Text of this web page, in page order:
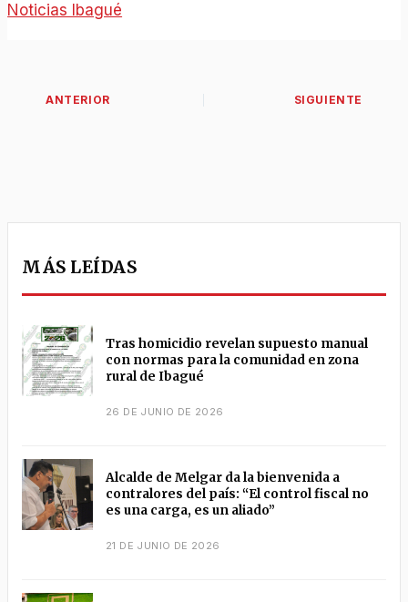
Noticias Ibagué
MÁS LEÍDAS
Tras homicidio revelan supuesto manual
con normas para la comunidad en zona
rural de Ibagué
26 DE JUNIO DE 2026
Alcalde de Melgar da la bienvenida a
contralores del país: “El control fiscal no
es una carga, es un aliado”
21 DE JUNIO DE 2026